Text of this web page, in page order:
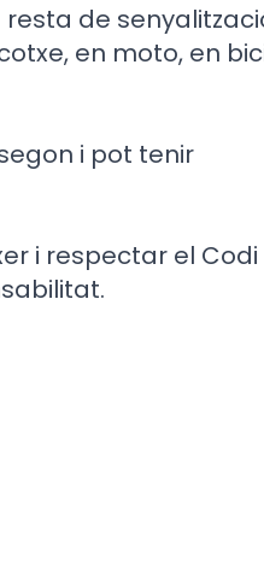
de
en moto, en
i pot tenir
i respectar el Codi